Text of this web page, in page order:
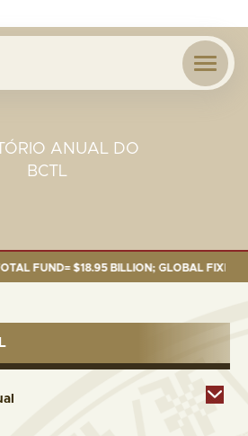
ANUAL DO
BCTL
FUND= $18.95 BILLION; GLOBAL FIXED